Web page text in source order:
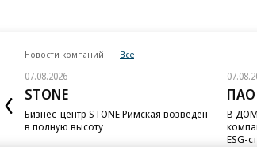
Новости компаний Все
07.08.2026
STONE
Бизнес-центр STONE Римская возведен
в полную высоту
В
ESG-